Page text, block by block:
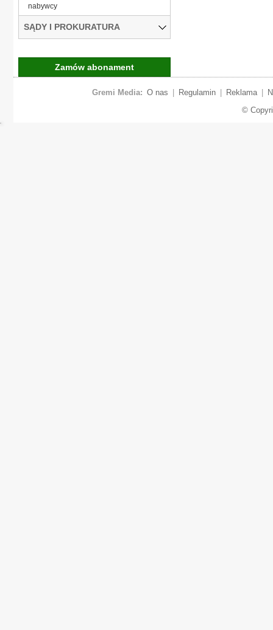
nabywcy
SĄDY I PROKURATURA
Zamów abonament
Gremi Media: O nas Regulamin Reklama
©